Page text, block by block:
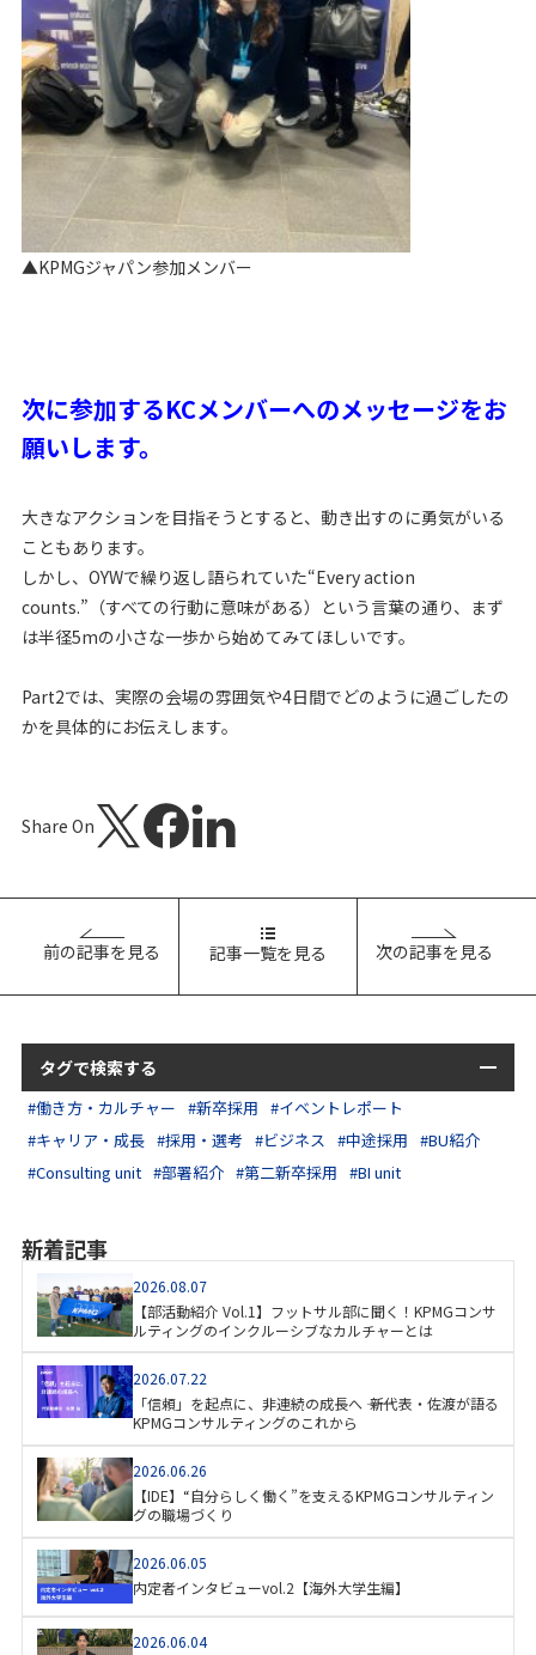
▲KPMGジャパン参加メンバー
次に参加するKCメンバーへのメッセージをお
願いします。
大きなアクションを目指そうとすると、動き出すのに勇気がいる
こともあります。
しかし、OYWで繰り返し語られていた“Every action
counts.”（すべての行動に意味がある）という言葉の通り、まず
は半径5mの小さな一歩から始めてみてほしいです。
Part2では、実際の会場の雰囲気や4日間でどのように過ごしたの
かを具体的にお伝えします。
Share On
前の記事を見る 記事一覧を見る 次の記事を見る
タグで検索する
#働き方・カルチャー #新卒採用 #イベントレポート
#キャリア・成長 #採用・選考 #ビジネス #中途採用 #BU紹介
#Consulting unit #部署紹介 #第二新卒採用 #BI unit
新着記事
2026.08.07
【部活動紹介 Vol.1】フットサル部に聞く！KPMGコンサ
ルティングのインクルーシブなカルチャーとは
2026.07.22
「信頼」を起点に、非連続の成長へ ―― 新代表・佐渡が語る
KPMGコンサルティングのこれから
2026.06.26
【IDE】“自分らしく働く”を支えるKPMGコンサルティン
グの職場づくり
2026.06.05
内定者インタビューvol.2【海外大学生編】
2026.06.04